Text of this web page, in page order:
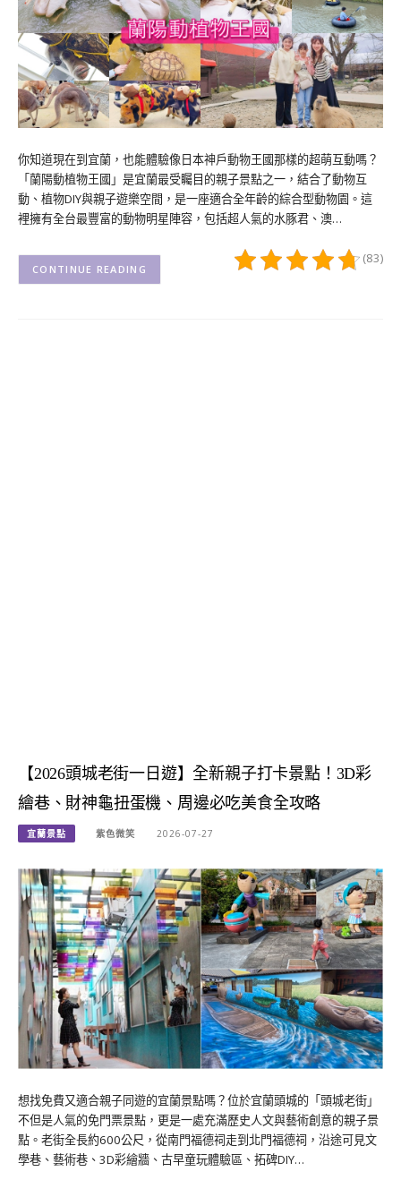
你知道現在到宜蘭，也能體驗像日本神戶動物王國那樣的超萌互動嗎？
「蘭陽動植物王國」是宜蘭最受矚目的親子景點之一，結合了動物互
動、植物DIY與親子遊樂空間，是一座適合全年齡的綜合型動物園。這
裡擁有全台最豐富的動物明星陣容，包括超人氣的水豚君、澳…
(83)
CONTINUE READING
【2026頭城老街一日遊】全新親子打卡景點！3D彩
繪巷、財神龜扭蛋機、周邊必吃美食全攻略
宜蘭景點 紫色微笑 2026-07-27
想找免費又適合親子同遊的宜蘭景點嗎？位於宜蘭頭城的「頭城老街」
不但是人氣的免門票景點，更是一處充滿歷史人文與藝術創意的親子景
點。老街全長約600公尺，從南門福德祠走到北門福德祠，沿途可見文
學巷、藝術巷、3D彩繪牆、古早童玩體驗區、拓碑DIY…